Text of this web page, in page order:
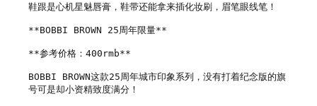
鞋跟是心机星魅唇膏，鞋带还能拿来插化妆刷，眉笔眼线笔！
**BOBBI BROWN 25周年限量**
**参考价格：400rmb**
BOBBI BROWN这款25周年城市印象系列，没有打着纪念版的旗
号可是却小资精致度满分！